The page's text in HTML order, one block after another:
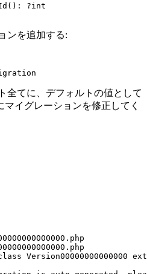
?int
ンを追加する:
全てに、デフォルトの値として
マイグレーションを修正してく
Version00000000000000